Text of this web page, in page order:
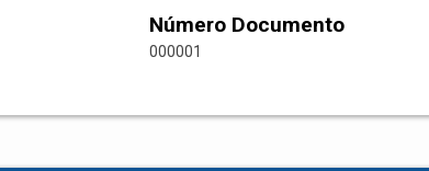
Número Documento
000001